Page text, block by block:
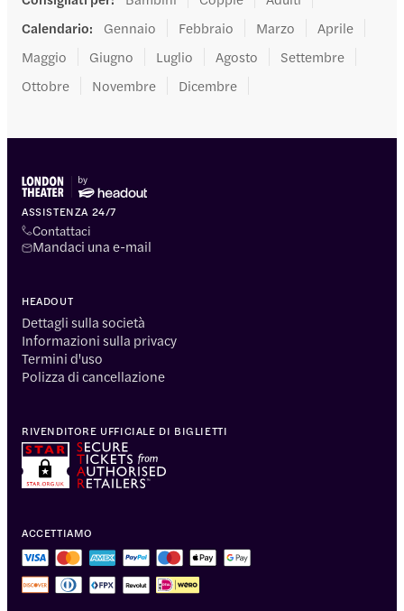
Calendario: Gennaio Febbraio Marzo
Aprile
Maggio
Giugno Luglio Agosto
Settembre
Ottobre
Novembre Dicembre
ASSISTENZA 24/7
Contattaci
Mandaci una e-mail
HEADOUT
Dettagli sulla società
Informazioni sulla privacy
Termini d'uso
Polizza di cancellazione
ACCETTIAMO
RIVENDITORE UFFICIALE DI BIGLIETTI